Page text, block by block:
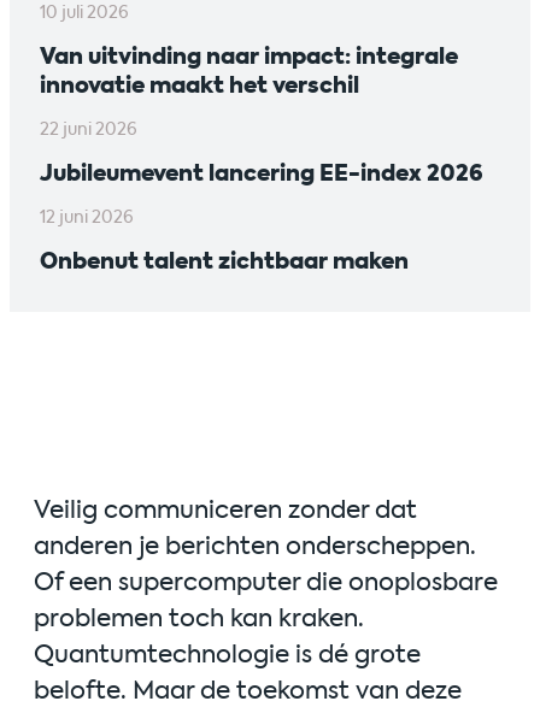
10 juli 2026
Van uitvinding naar impact: integrale
innovatie maakt het verschil
22 juni 2026
Jubileumevent lancering EE-index 2026
12 juni 2026
Onbenut talent zichtbaar maken
Veilig communiceren zonder dat
anderen je berichten onderscheppen.
Of een supercomputer die onoplosbare
problemen toch kan kraken.
Quantumtechnologie is dé grote
belofte. Maar de toekomst van deze